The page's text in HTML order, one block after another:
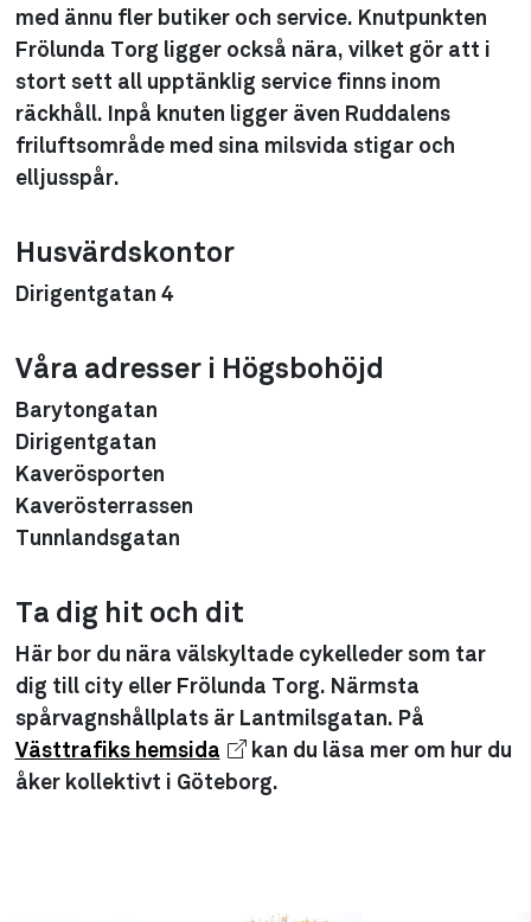
med ännu fler butiker och service. Knutpunkten
Frölunda Torg ligger också nära, vilket gör att i
stort sett all upptänklig service finns inom
räckhåll. Inpå knuten ligger även Ruddalens
friluftsområde med sina milsvida stigar och
elljusspår.
Husvärdskontor
Dirigentgatan 4
Våra adresser i Högsbohöjd
Barytongatan
Dirigentgatan
Kaverösporten
Kaverösterrassen
Tunnlandsgatan
Ta dig hit och dit
Här bor du nära välskyltade cykelleder som tar
dig till city eller Frölunda Torg. Närmsta
spårvagnshållplats är Lantmilsgatan. På
Västtrafiks hemsida
kan du läsa mer om hur du
åker kollektivt i Göteborg.